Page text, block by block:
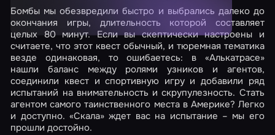
Бомбы мы обезвредили быстро и выбрались далеко до
окончания игры, длительность которой составляет
целых 80 минут. Если вы скептически настроены и
считаете, что этот квест обычный, и тюремная тематика
везде одинаковая, то ошибаетесь: в «Алькатрасе»
нашли баланс между ролями узников и агентов,
соединили квест и спортивную игру и добавили ряд
испытаний на внимательность и скрупулезность. Стать
агентом самого таинственного места в Америке? Легко
и доступно. «Скала» ждет вас на испытание – мы его
прошли достойно.